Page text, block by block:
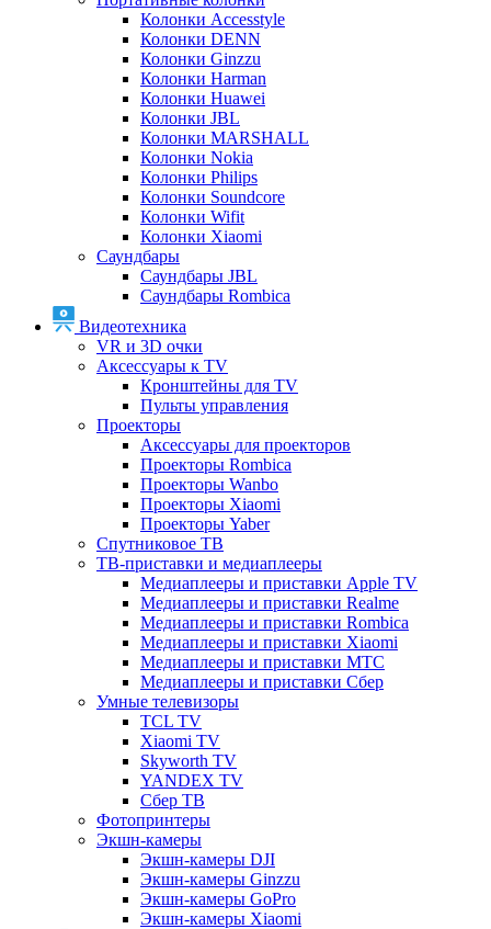
Колонки Accesstyle
Колонки DENN
Колонки Ginzzu
Колонки Harman
Колонки Huawei
Колонки JBL
Колонки MARSHALL
Колонки Nokia
Колонки Philips
Колонки Soundcore
Колонки Wifit
Колонки Xiaomi
Саундбары
Саундбары JBL
Саундбары Rombica
Видеотехника
VR и 3D очки
Аксессуары к TV
Кронштейны для TV
Пульты управления
Проекторы
Аксессуары для проекторов
Проекторы Rombica
Проекторы Wanbo
Проекторы Xiaomi
Проекторы Yaber
Спутниковое ТВ
ТВ-приставки и медиаплееры
Медиаплееры и приставки Apple TV
Медиаплееры и приставки Realme
Медиаплееры и приставки Rombica
Медиаплееры и приставки Xiaomi
Медиаплееры и приставки МТС
Медиаплееры и приставки Сбер
Умные телевизоры
TCL TV
Xiaomi TV
Skyworth TV
YANDEX TV
Сбер ТВ
Фотопринтеры
Экшн-камеры
Экшн-камеры DJI
Экшн-камеры Ginzzu
Экшн-камеры GoPro
Экшн-камеры Xiaomi